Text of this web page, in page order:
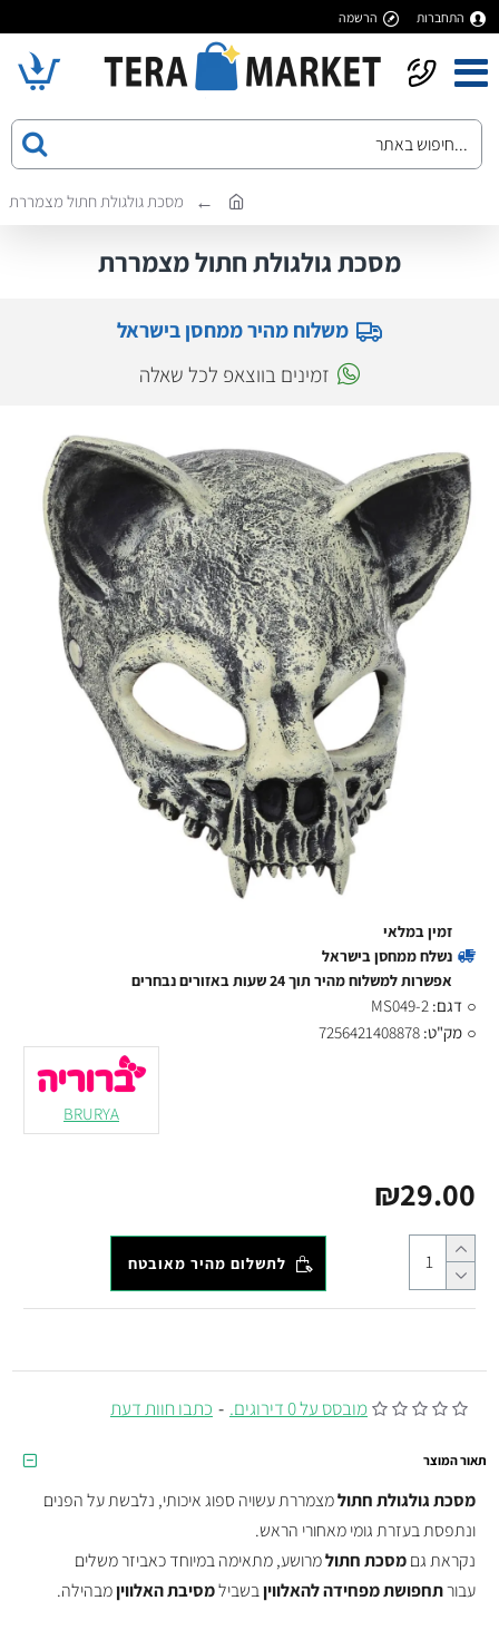
התחברות הרשמה
מסכת גולגולת חתול מצמררת
מסכת גולגולת חתול מצמררת
משלוח מהיר ממחסן בישראל
זמינים בווצאפ לכל שאלה
מובסס על 0 דירוגים. - כתבו חוות דעת
₪29.00
זמין במלאי
נשלח ממחסן בישראל
אפשרות למשלוח מהיר תוך 24 שעות באזורים נבחרים
דגם: MS049-2
מק"ט: 7256421408878
BRURYA
לתשלום מהיר מאובטח
תאור המוצר
מסכת גולגולת חתולמצמררתעשויה ספוג איכותי, נלבשת על הפנים
ונתפסת בעזרת גומי מאחורי הראש.
נקראת גםמסכת חתולמרושע, מתאימה במיוחד כאביזר משלים
עבורתחפושת מפחידה להאלוויןבשבילמסיבת האלוויןמבהילה.